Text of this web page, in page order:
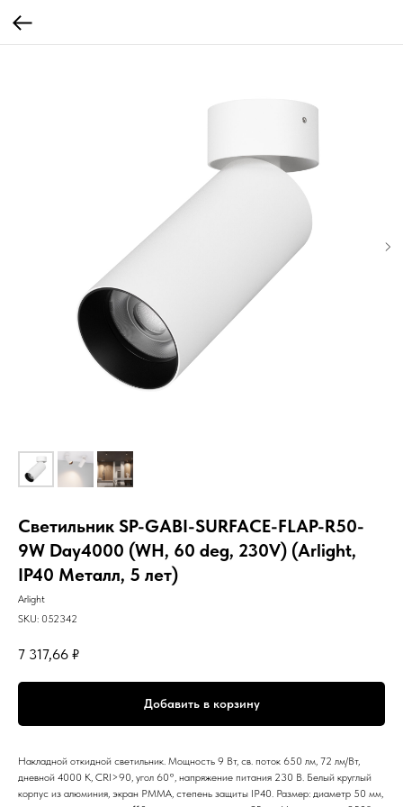
Светильник SP-GABI-SURFACE-FLAP-R50-
9W Day4000 (WH, 60 deg, 230V) (Arlight,
IP40 Металл, 5 лет)
Arlight
SKU: 052342
7 317,66 ₽
Добавить в корзину
Накладной откидной светильник. Мощность 9 Вт, св. поток 650 лм, 72 лм/Вт,
дневной 4000 K, CRI>90, угол 60°, напряжение питания 230 В. Белый круглый
корпус из алюминия, экран PMMA, степень защиты IP40. Размер: диаметр 50 мм,